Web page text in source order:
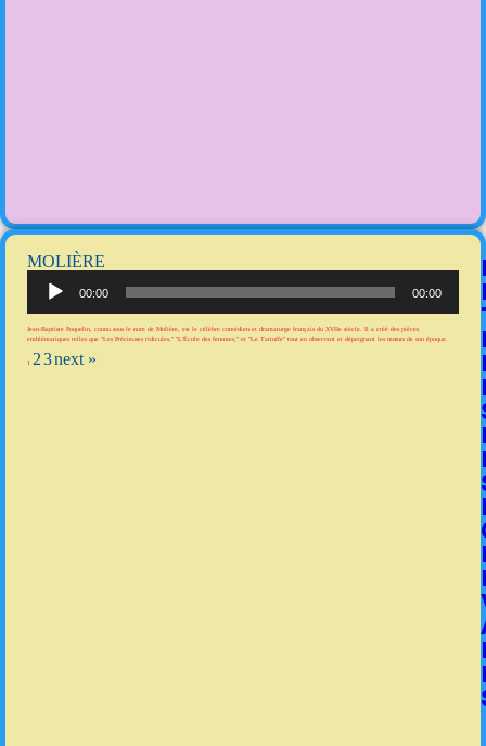
MOLIÈRE
00:00 00:00
Jean-Baptiste Poquelin, connu sous le nom de Molière, est le célèbre comédien et dramaturge français du XVIIe siècle. Il a créé des pièces
emblématiques telles que "Les Précieuses ridicules," "L'École des femmes," et "Le Tartuffe" tout en observant et dépeignant les mœurs de son époque.
1 23next »